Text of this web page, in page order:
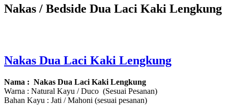
Nakas / Bedside Dua Laci Kaki Lengkung
Nakas Dua Laci Kaki Lengkung
Nama : Nakas Dua Laci Kaki Lengkung
Warna : Natural Kayu / Duco (Sesuai Pesanan)
Bahan Kayu : Jati / Mahoni (sesuai pesanan)